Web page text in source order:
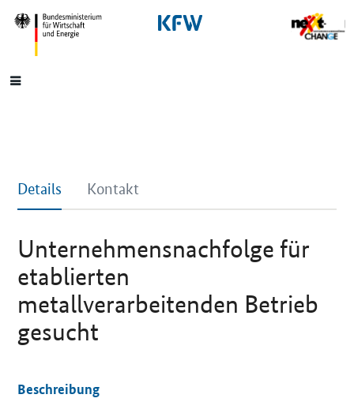
SrOnlyNavigation
Hauptmenü
Details Kontakt
Unternehmensnachfolge für
etablierten
metallverarbeitenden Betrieb
gesucht
Beschreibung